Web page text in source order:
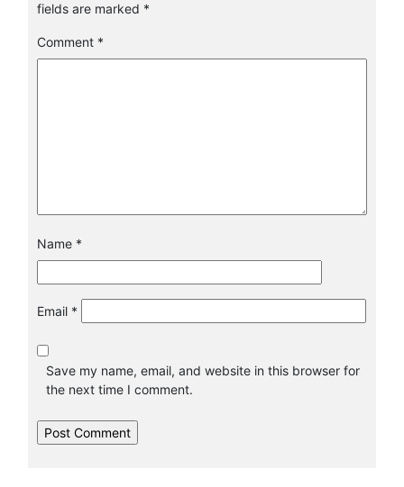
fields are marked *
Comment *
Name *
Email *
Save my name, email, and website in this browser for
the next time I comment.